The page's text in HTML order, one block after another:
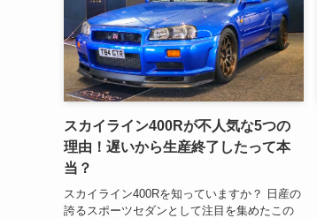
スカイライン400Rが不人気な5つの
理由！遅いから生産終了したって本
当？
スカイライン400Rを知っていますか？ 日産の
誇るスポーツセダンとして注目を集めたこの